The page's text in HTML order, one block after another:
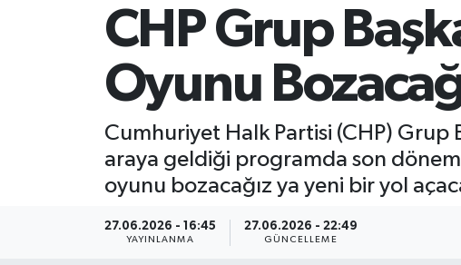
CHP Grup
Oyunu
Cumhuriyet Halk Partisi (CHP)
araya geldiği programda son
oyunu bozacağız ya yeni bir yol
27.06.2026 - 16:45
YAYINLANMA
27.06.2026 - 22:49
GÜNCELLEME
Yurttan Haberler
Ekonomi
Rize Trafik Yoğunluk Haritası
Süper Lig Puan Durumu ve Fikstür
Tüm Manşetler
Son Dakika Haberleri